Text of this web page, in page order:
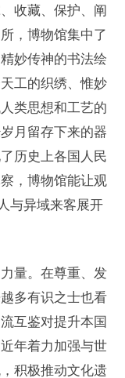
收藏、保护、阐
，博物馆集中了
妙传神的书法绘
工的织绣、惟妙
类思想和工艺的
月留存下来的器
历史上各国人民
，博物馆能让观
与异域来客展开
量。在尊重、发
多有识之士也看
互鉴对提升本国
年着力加强与世
积极推动文化遗